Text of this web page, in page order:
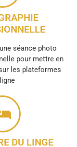
séance photo
pour mettre en
les plateformes
DU LINGE